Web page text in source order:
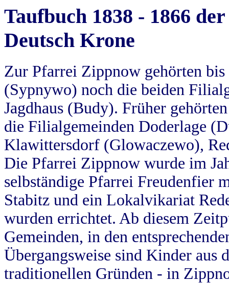
Taufbuch 1838 - 1866
Deutsch Krone
Zur Pfarrei Zippnow gehörten
(Sypnywo) noch die beiden
Jagdhaus (Budy). Früher
die Filialgemeinden Doderlage
Klawittersdorf (Glowaczewo),
Die Pfarrei Zippnow wurde im
selbständige Pfarrei Freudenfier
Stabitz und ein Lokalvikariat
wurden errichtet. Ab diesem
Gemeinden, in den
Übergangsweise sind Kinder aus
traditionellen Gründen - in